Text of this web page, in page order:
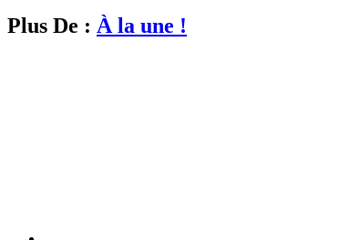
Plus De : À la une !